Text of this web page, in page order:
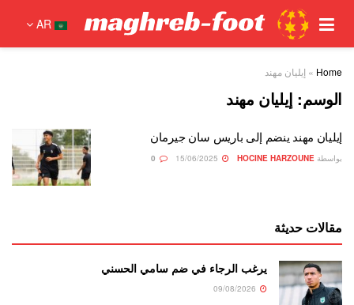
AR
Home
» إيليان مهند
الوسم: إيليان مهند
إيليان مهند ينضم إلى باريس سان جيرمان
بواسطة HOCINE HARZOUNE
مقالات حديثة
يرغب الرجاء في ضم سامي الحسني